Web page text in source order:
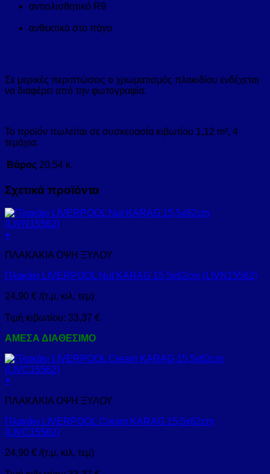
αντιολισθητικό R9
ανθεκτικό στο πάγο
Σε μερικές περιπτώσεις ο χρωματισμός πλακιδίου ενδέχεται
να διαφέρει από την φωτογραφία.
Το προϊόν πωλείται σε συσκευασία κιβωτίου 1,12 m², 4
τεμάχια.
Βάρος 20,54 κ.
Σχετικά προϊόντα
+
ΠΛΑΚΑΚΙΑ ΟΨΗ ΞΥΛΟΥ
Πλακάκι LIVERPOOL Nut KARAG 15,5x62cm (LIVN15562)
24,90 € /(τ.μ, κιλ, τεμ)
Τιμή κιβωτίου: 33,37 €
ΑΜΕΣΑ ΔΙΑΘΕΣΙΜΟ
+
ΠΛΑΚΑΚΙΑ ΟΨΗ ΞΥΛΟΥ
Πλακάκι LIVERPOOL Cream KARAG 15,5x62cm
(LIVC15562)
24,90 € /(τ.μ, κιλ, τεμ)